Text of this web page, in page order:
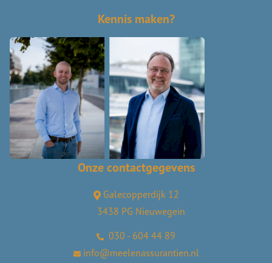
Kennis maken?
Onze contactgegevens
Galecopperdijk 12
3438 PG Nieuwegein
030 - 604 44 89
info@meelenassurantien.nl